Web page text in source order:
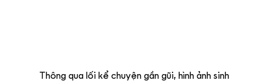
Thông qua lối kể chuyện gần gũi, hình ảnh sinh